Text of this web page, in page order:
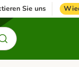
Sie uns